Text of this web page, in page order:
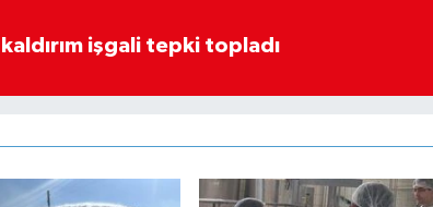
işgali tepki topladı